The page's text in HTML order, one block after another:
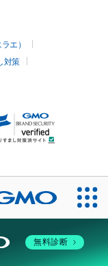
エ）
対策
無料診断